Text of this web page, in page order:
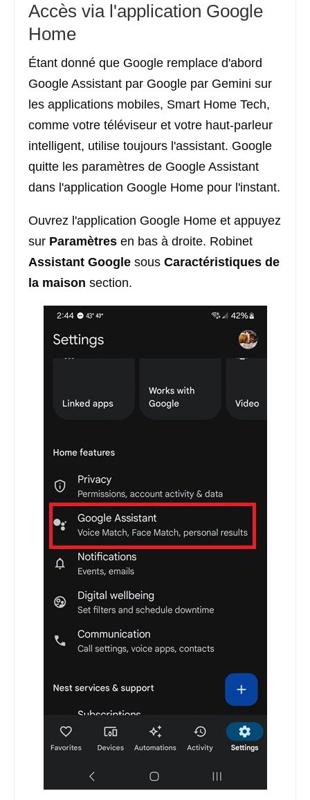
Accès via l'application Google
Home
Étant donné que Google remplace d'abord
Google Assistant par Google par Gemini sur
les applications mobiles, Smart Home Tech,
comme votre téléviseur et votre haut-parleur
intelligent, utilise toujours l'assistant. Google
quitte les paramètres de Google Assistant
dans l'application Google Home pour l'instant.
Ouvrez l'application Google Home et appuyez
sur Paramètres en bas à droite. Robinet
Assistant Google sous Caractéristiques de
la maison section.